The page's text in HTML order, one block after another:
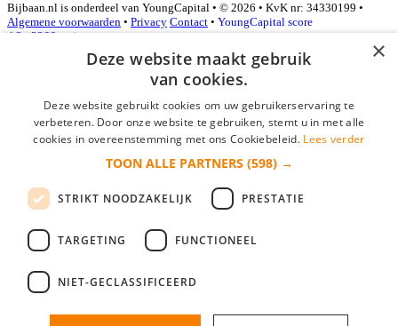
Bijbaan.nl is onderdeel van YoungCapital • © 2026 • KvK nr: 34330199 •
Algemene voorwaarden • Privacy Contact • YoungCapital score
4.3 - 3366 reviews
Inloggen als bedrijf
*
login gegevens onthouden
login
Bedrijf aanmelden
×
Deze website maakt gebruik
van cookies.
Deze website gebruikt cookies om uw gebruikerservaring te
verbeteren. Door onze website te gebruiken, stemt u in met alle
cookies in overeenstemming met ons Cookiebeleid. Lees verder
TOON ALLE PARTNERS (598) →
STRIKT NOODZAKELIJK PRESTATIE
TARGETING FUNCTIONEEL
NIET-GECLASSIFICEERD